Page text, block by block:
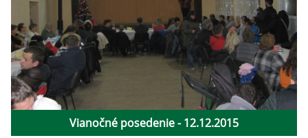
Vianočné posedenie - 12.12.2015